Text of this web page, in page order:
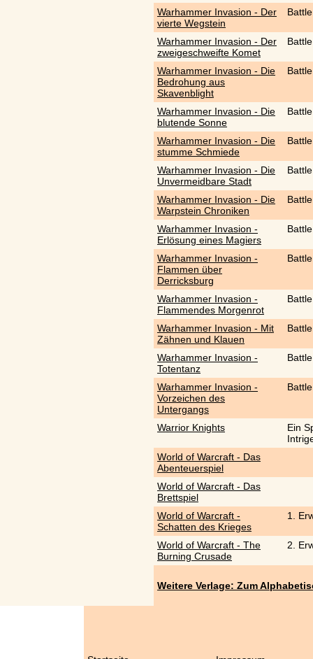
Warhammer Invasion - Der
vierte Wegstein
Warhammer Invasion - Der
zweigeschweifte Komet
Warhammer Invasion - Die
Bedrohung aus
Skavenblight
Warhammer Invasion - Die
blutende Sonne
Warhammer Invasion - Die
stumme Schmiede
Warhammer Invasion - Die
Unvermeidbare Stadt
Warhammer Invasion - Die
Warpstein Chroniken
Warhammer Invasion -
Erlösung eines Magiers
Warhammer Invasion -
Flammen über
Derricksburg
Warhammer Invasion -
Flammendes Morgenrot
Warhammer Invasion - Mit
Zähnen und Klauen
Warhammer Invasion -
Totentanz
Warhammer Invasion -
Vorzeichen des
Untergangs
Warrior Knights
Ein
World of Warcraft - Das
Abenteuerspiel
World of Warcraft - Das
Brettspiel
World of Warcraft -
Schatten des Krieges
1.
World of Warcraft - The
Burning Crusade
2.
Weitere Verlage: Zum